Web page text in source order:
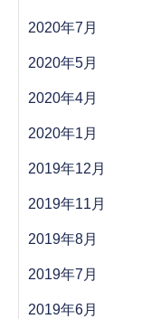
2020年7月
2020年5月
2020年4月
2020年1月
2019年12月
2019年11月
2019年8月
2019年7月
2019年6月